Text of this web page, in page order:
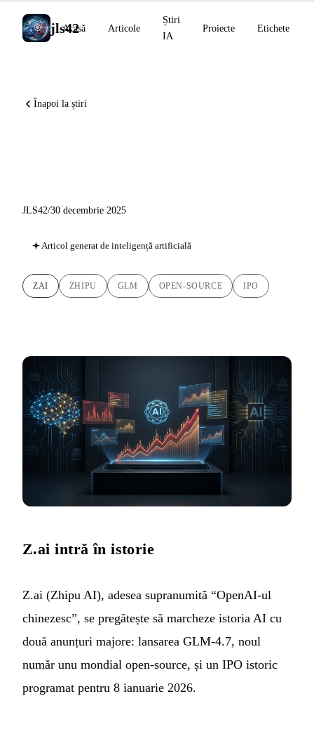
jls42
Acasă Articole
Știri
IA
Proiecte Etichete
Înapoi la știri
JLS42/30 decembrie 2025
Articol generat de inteligență artificială
ZAI ZHIPU GLM OPEN-SOURCE IPO
Z.ai intră în istorie
Z.ai (Zhipu AI), adesea supranumită “OpenAI-ul
chinezesc”, se pregătește să marcheze istoria AI cu
două anunțuri majore: lansarea GLM-4.7, noul
număr unu mondial open-source, și un IPO istoric
programat pentru 8 ianuarie 2026.